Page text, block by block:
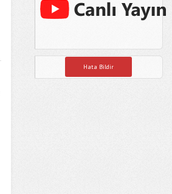
Hata Bildir